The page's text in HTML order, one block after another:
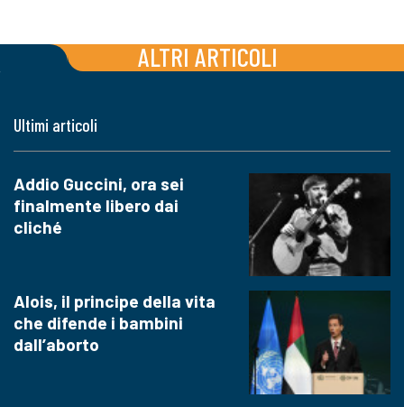
ALTRI ARTICOLI
Ultimi articoli
Addio Guccini, ora sei
finalmente libero dai
cliché
Alois, il principe della vita
che difende i bambini
dall’aborto